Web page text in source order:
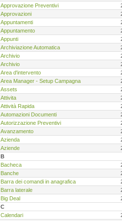
Approvazione Preventivi
Approvazioni
Appuntamenti
Appuntamento
Appunti
Archiviazione Automatica
Archivio
Archivio
Area d'intervento
Area Manager - Setup Campagna
Assets
Attivita
Attività Rapida
Automazioni Documenti
Autorizzazione Preventivi
Avanzamento
Azienda
Aziende
B
Bacheca
Banche
Barra dei comandi in anagrafica
Barra laterale
Big Deal
C
Calendari